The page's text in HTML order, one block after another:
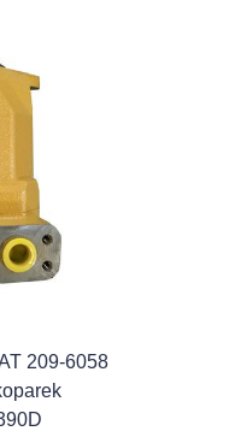
209-6058